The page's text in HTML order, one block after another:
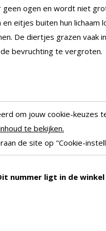
ogen en wordt niet
eitjes buiten hun lichaam
De diertjes grazen vaak
bevruchting te vergroten.
om jouw cookie-keuzes
te bekijken.
de site op "Cookie-
nummer ligt in de